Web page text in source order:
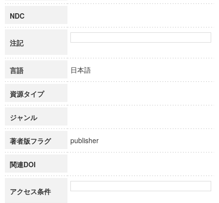
NDC
注記
言語 日本語
資源タイプ
ジャンル
著者版フラグ publisher
関連DOI
アクセス条件